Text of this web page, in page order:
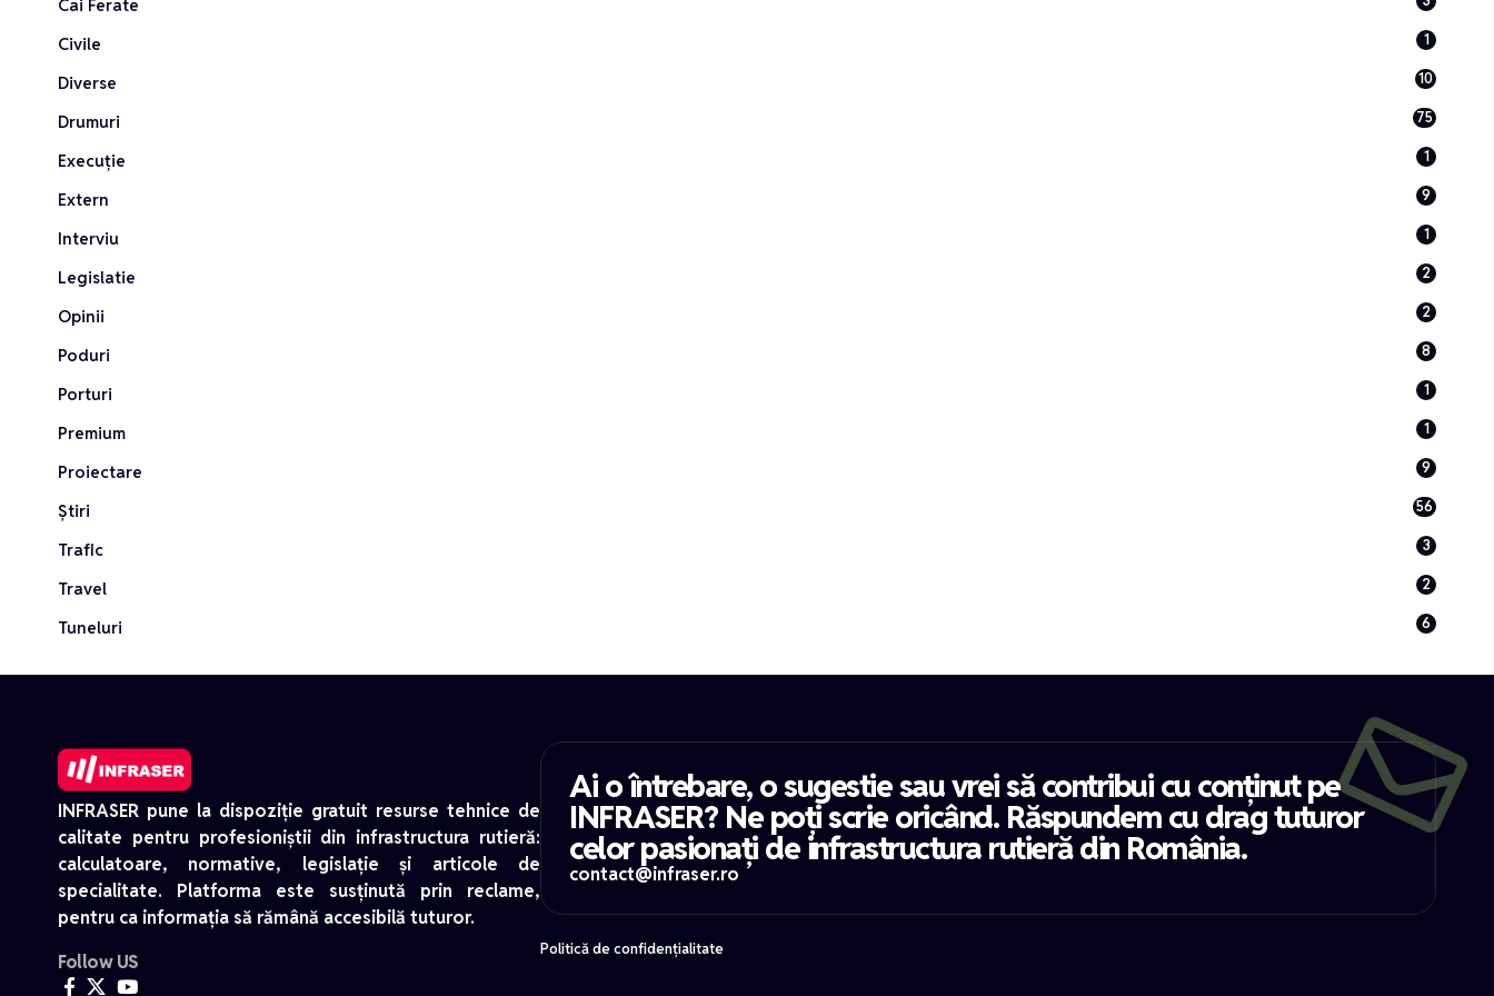
Cai Ferate
Civile 1
Diverse 10
Drumuri 75
Execuție 1
Extern 9
Interviu 1
Legislatie 2
Opinii 2
Poduri 8
Porturi 1
Premium 1
Proiectare 9
Știri 56
Trafic 3
Travel 2
Tuneluri 6
INFRASER pune la dispoziție gratuit resurse tehnice de
calitate pentru profesioniștii din infrastructura rutieră:
calculatoare, normative, legislație și articole de
specialitate. Platforma este susținută prin reclame,
pentru ca informația să rămână accesibilă tuturor.
Follow US
Ai o întrebare, o sugestie sau vrei să contribui cu conținut pe
INFRASER? Ne poți scrie oricând. Răspundem cu drag tuturor
celor pasionați de infrastructura rutieră din România.
contact@infraser.ro
Politică de confidențialitate